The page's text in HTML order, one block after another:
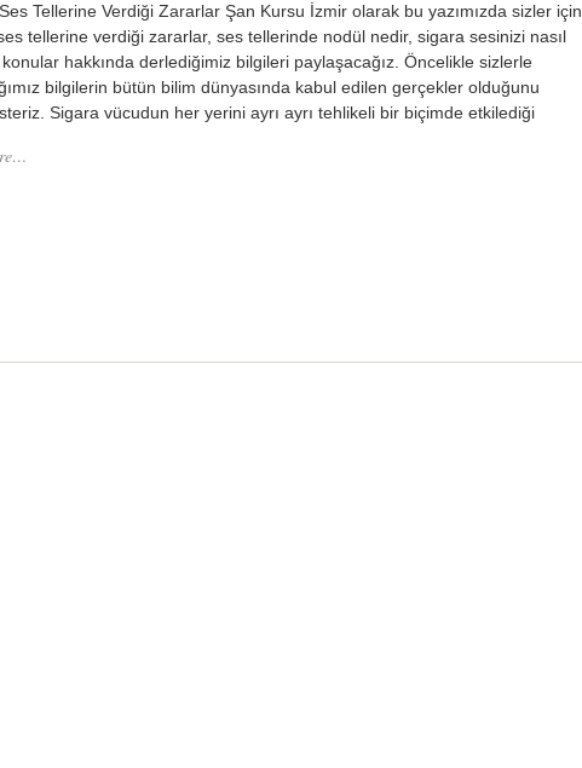
Tellerine Verdiği Zararlar Şan Kursu İzmir olarak bu yazımızda sizler için
tellerine verdiği zararlar, ses tellerinde nodül nedir, sigara sesinizi nasıl
hakkında derlediğimiz bilgileri paylaşacağız. Öncelikle sizlerle
bilgilerin bütün bilim dünyasında kabul edilen gerçekler olduğunu
Sigara vücudun her yerini ayrı ayrı tehlikeli bir biçimde etkilediği